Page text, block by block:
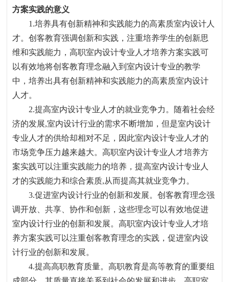
方案实践的意义
1.培养具有创新精神和实践能力的高素质室内设计人
才。创客教育强调创新和实践 ，注重培养学生的创新思
维和实践能力 ，高职室内设计专业人才培养方案实践可
以有效地将创客教育理念融入到室内设计专业的教学
中 ，培养出具有创新精神和实践能力的高素质室内设计
人才。
2.提高室内设计专业人才的就业竞争力。随着社会经
济的发展,室内设计行业的需求不断增加 ，但是室内设计
专业人才的供给却相对不足 ， 因此室内设计专业人才的
市场竞争压力越来越大。高职室内设计专业人才培养方
案实践可以注重实践能力的培养 ，提高室内设计专业人
才的实践能力和综合素质,从而提高其就业竞争力。
3.促进室内设计行业的创新和发展。创客教育理念强
调开放、共享、协作和创新 ，这些理念可以有效地促进
室内设计行业的创新和发展。高职室内设计专业人才培
养方案实践可以注重创客教育理念的实践 ，促进室内设
计行业的创新和发展。
4.提高高职教育质量。高职教育是高等教育的重要组